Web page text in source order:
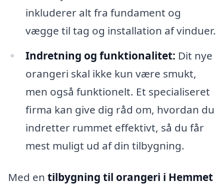
inkluderer alt fra fundament og
vægge til tag og installation af vinduer.
Indretning og funktionalitet: Dit nye
orangeri skal ikke kun være smukt,
men også funktionelt. Et specialiseret
firma kan give dig råd om, hvordan du
indretter rummet effektivt, så du får
mest muligt ud af din tilbygning.
Med en tilbygning til orangeri i Hemmet